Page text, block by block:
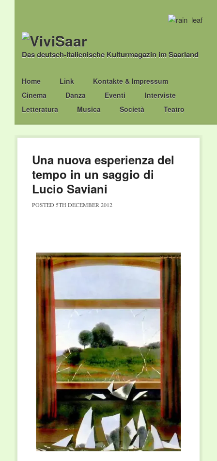
Das deutsch-italienische Kulturmagazin im Saarland
Main menu
Skip
to
content
Home Link
Kontakte & Impressum
Cinema
Danza Eventi
Interviste
Letteratura
Musica Società Teatro
Una nuova esperienza del
tempo in un saggio di
Lucio Saviani
POSTED 5TH DECEMBER 2012